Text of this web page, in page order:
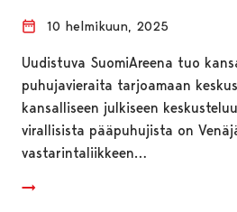
10 helmikuun, 2025
Uudistuva SuomiAreena tuo
puhujavieraita tarjoamaan
kansalliseen julkiseen
virallisista pääpuhujista on
vastarintaliikkeen…